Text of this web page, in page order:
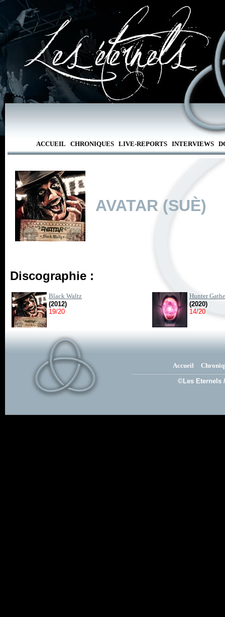
ACCUEIL CHRONIQUES LIVE-REPORTS INTERVIEWS
AVATAR (SUÈ)
Discographie :
Black Waltz
(2012)
19/20
Hunter
(2020)
14/20
Accueil
©Les Eternels